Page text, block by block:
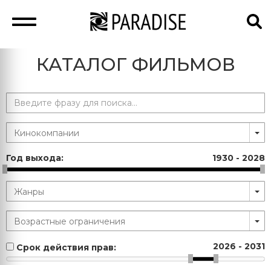
КАТАЛОГ ФИЛЬМОВ
Год выхода: 1930 - 2028
Срок действия прав: 2026 - 2031